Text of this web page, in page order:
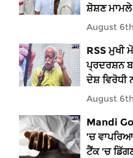
ਸ਼ੋਸ਼ਣ ਮਾਮਲੇ
August
RSS ਮੁਖੀ
ਪ੍ਰਦਰਸ਼ਨ
ਦੇਸ਼ ਵਿਰੋਧੀ
August
Mandi
’ਚ
ਟੈਂਕ ’ਚ